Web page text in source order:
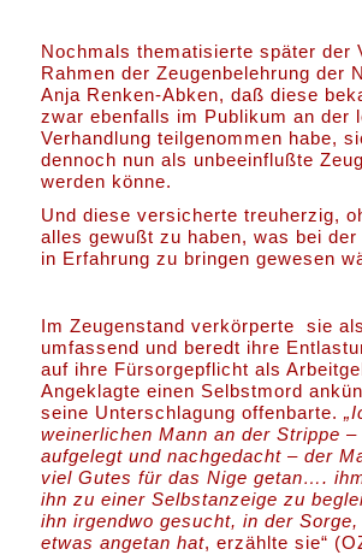
Nochmals thematisierte später der
Rahmen der Zeugenbelehrung der
Anja Renken-Abken, daß diese
zwar ebenfalls im Publikum an der
Verhandlung teilgenommen habe,
dennoch nun als unbeeinflußte
werden könne.
Und diese versicherte treuherzig,
alles gewußt zu haben, was bei
in Erfahrung zu bringen gewesen
Im Zeugenstand verkörperte sie
umfassend und beredt ihre
auf ihre Fürsorgepflicht als
Angeklagte einen Selbstmord
seine Unterschlagung offenbarte.
weinerlichen Mann an der Strippe –
aufgelegt und nachgedacht – der
viel Gutes für das Nige getan….
ihn zu einer Selbstanzeige zu
ihn irgendwo gesucht, in der
etwas angetan hat, erzählte sie“